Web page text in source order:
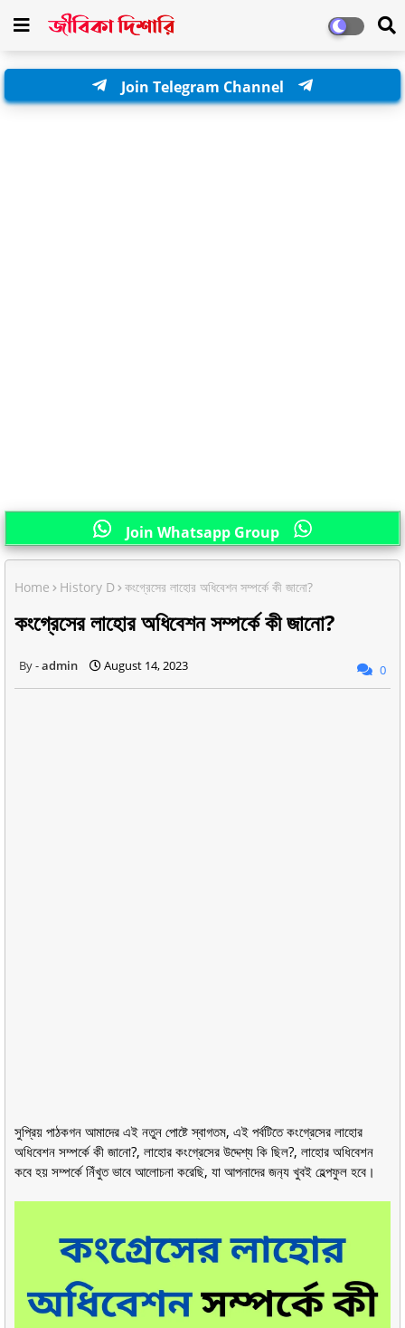
Join Telegram Channel
Join Whatsapp Group
Home History D কংগ্রেসের লাহোর অধিবেশন সম্পর্কে কী জানো?
কংগ্রেসের লাহোর অধিবেশন সম্পর্কে কী জানো?
admin August 14, 2023 0
সুপ্রিয় পাঠকগন আমাদের এই নতুন পোষ্টে স্বাগতম, এই পর্বটিতে কংগ্রেসের লাহোর
অধিবেশন সম্পর্কে কী জানো?, লাহোর কংগ্রেসের উদ্দেশ্য কি ছিল?, লাহোর অধিবেশন
কবে হয় সম্পর্কে নিঁখুত ভাবে আলোচনা করেছি, যা আপনাদের জন‍্য খুবই হেল্পফুল হবে।